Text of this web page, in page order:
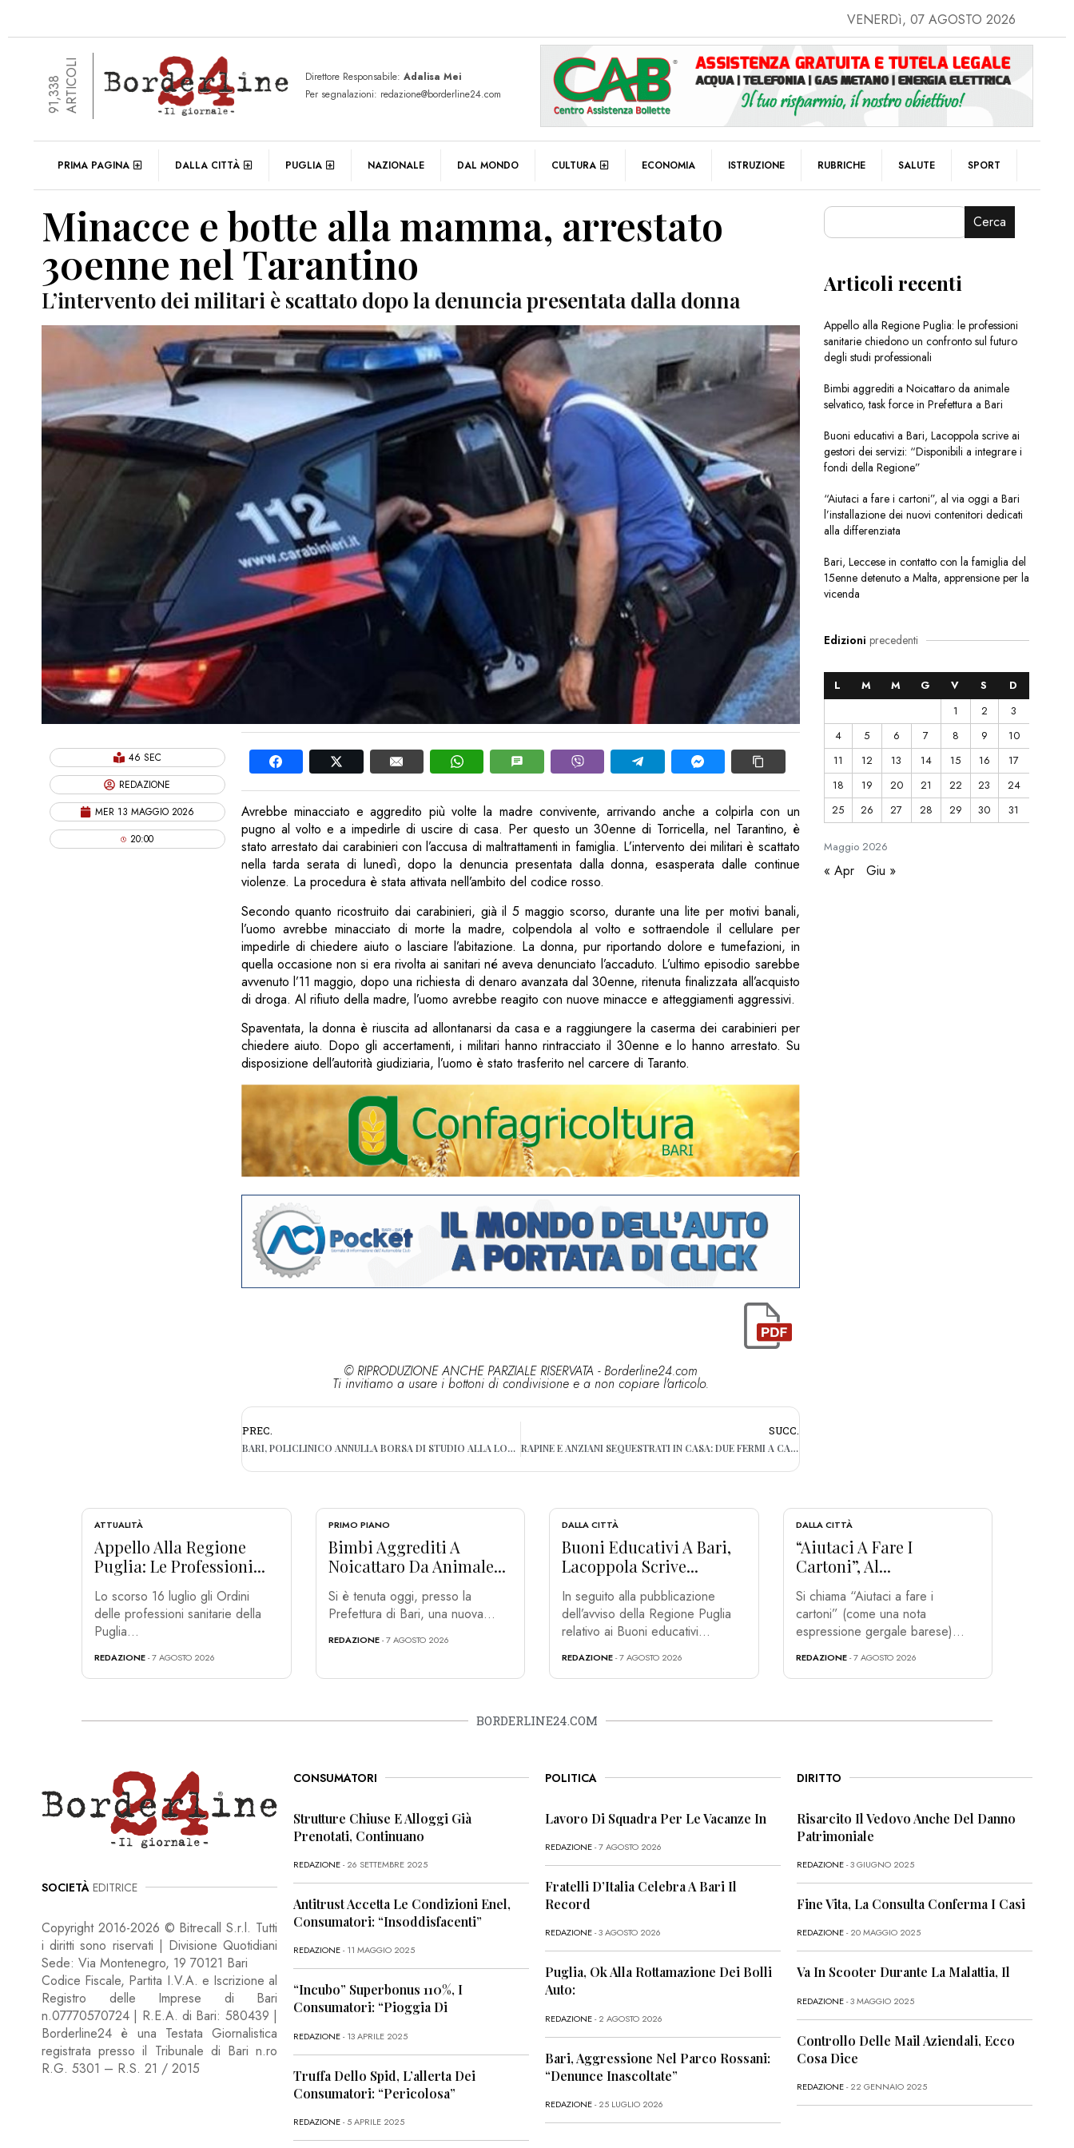
VENERDì, 07 AGOSTO 2026
91,338ARTICOLI Direttore Responsabile: Adalisa Mei
Per segnalazioni: redazione@borderline24.com
PRIMA PAGINA DALLA CITTÀ PUGLIA NAZIONALE DAL MONDO CULTURA ECONOMIA ISTRUZIONE RUBRICHE SALUTE SPORT
Minacce e botte alla mamma, arrestato
30enne nel Tarantino
L’intervento dei militari è scattato dopo la denuncia presentata dalla donna
46 SEC
REDAZIONE
MER 13 MAGGIO 2026
20:00
Avrebbe minacciato e aggredito più volte la madre convivente, arrivando anche a colpirla con un
pugno al volto e a impedirle di uscire di casa. Per questo un 30enne di Torricella, nel Tarantino, è
stato arrestato dai carabinieri con l’accusa di maltrattamenti in famiglia. L’intervento dei militari è scattato
nella tarda serata di lunedì, dopo la denuncia presentata dalla donna, esasperata dalle continue
violenze. La procedura è stata attivata nell’ambito del codice rosso.
Secondo quanto ricostruito dai carabinieri, già il 5 maggio scorso, durante una lite per motivi banali,
l’uomo avrebbe minacciato di morte la madre, colpendola al volto e sottraendole il cellulare per
impedirle di chiedere aiuto o lasciare l’abitazione. La donna, pur riportando dolore e tumefazioni, in
quella occasione non si era rivolta ai sanitari né aveva denunciato l’accaduto. L’ultimo episodio sarebbe
avvenuto l’11 maggio, dopo una richiesta di denaro avanzata dal 30enne, ritenuta finalizzata all’acquisto
di droga. Al rifiuto della madre, l’uomo avrebbe reagito con nuove minacce e atteggiamenti aggressivi.
Spaventata, la donna è riuscita ad allontanarsi da casa e a raggiungere la caserma dei carabinieri per
chiedere aiuto. Dopo gli accertamenti, i militari hanno rintracciato il 30enne e lo hanno arrestato. Su
disposizione dell’autorità giudiziaria, l’uomo è stato trasferito nel carcere di Taranto.
© RIPRODUZIONE ANCHE PARZIALE RISERVATA - Borderline24.com
Ti invitiamo a usare i bottoni di condivisione e a non copiare l'articolo.
PREC.
BARI, POLICLINICO ANNULLA BORSA DI STUDIO ALLA LORUSSO: AVVOCATO “IMPUGNEREMO L’ATTO”
SUCC.
RAPINE E ANZIANI SEQUESTRATI IN CASA: DUE FERMI A CANOSA
Cerca
Articoli recenti
Appello alla Regione Puglia: le professioni
sanitarie chiedono un confronto sul futuro
degli studi professionali
Bimbi aggrediti a Noicattaro da animale
selvatico, task force in Prefettura a Bari
Buoni educativi a Bari, Lacoppola scrive ai
gestori dei servizi: “Disponibili a integrare i
fondi della Regione”
“Aiutaci a fare i cartoni”, al via oggi a Bari
l’installazione dei nuovi contenitori dedicati
alla differenziata
Bari, Leccese in contatto con la famiglia del
15enne detenuto a Malta, apprensione per la
vicenda
Edizioni precedenti
Maggio2026
L M M G V S
D
1
2
3
4
5 6 7 8 9
10
11
12 13 14 15 16
17
18
19 20 21 22 23
24
25
26 27 28 29 30 31
« Apr Giu »
ATTUALITÀ
Appello Alla Regione
Puglia: Le Professioni...
Lo scorso 16 luglio gli Ordini
delle professioni sanitarie della
Puglia...
REDAZIONE- 7 AGOSTO 2026
PRIMO PIANO
Bimbi Aggrediti A
Noicattaro Da Animale...
Si è tenuta oggi, presso la
Prefettura di Bari, una nuova...
REDAZIONE- 7 AGOSTO 2026
DALLA CITTÀ
Buoni Educativi A Bari,
Lacoppola Scrive...
In seguito alla pubblicazione
dell’avviso della Regione Puglia
relativo ai Buoni educativi...
REDAZIONE- 7 AGOSTO 2026
DALLA CITTÀ
“Aiutaci A Fare I
Cartoni”, Al...
Si chiama “Aiutaci a fare i
cartoni” (come una nota
espressione gergale barese)...
REDAZIONE- 7 AGOSTO 2026
BORDERLINE24.COM
SOCIETÀ EDITRICE
Copyright 2016-2026 © Bitrecall S.r.l. Tutti
i diritti sono riservati | Divisione Quotidiani
Sede: Via Montenegro, 19 70121 Bari
Codice Fiscale, Partita I.V.A. e Iscrizione al
Registro delle Imprese di Bari
n.07770570724 | R.E.A. di Bari: 580439 |
Borderline24 è una Testata Giornalistica
registrata presso il Tribunale di Bari n.ro
R.G. 5301 – R.S. 21 / 2015
CONSUMATORI
Strutture Chiuse E Alloggi Già
Prenotati, Continuano
REDAZIONE- 26 SETTEMBRE 2025
Antitrust Accetta Le Condizioni Enel,
Consumatori: “Insoddisfacenti”
REDAZIONE- 11 MAGGIO 2025
“Incubo” Superbonus 110%, I
Consumatori: “Pioggia Di
REDAZIONE- 13 APRILE 2025
Truffa Dello Spid, L’allerta Dei
Consumatori: “Pericolosa”
REDAZIONE- 5 APRILE 2025
POLITICA
Lavoro Di Squadra Per Le Vacanze In
REDAZIONE- 7 AGOSTO 2026
Fratelli D’Italia Celebra A Bari Il
Record
REDAZIONE- 3 AGOSTO 2026
Puglia, Ok Alla Rottamazione Dei Bolli
Auto:
REDAZIONE- 2 AGOSTO 2026
Bari, Aggressione Nel Parco Rossani:
“Denunce Inascoltate”
REDAZIONE- 25 LUGLIO 2026
DIRITTO
Risarcito Il Vedovo Anche Del Danno
Patrimoniale
REDAZIONE- 3 GIUGNO 2025
Fine Vita, La Consulta Conferma I Casi
REDAZIONE- 20 MAGGIO 2025
Va In Scooter Durante La Malattia, Il
REDAZIONE- 3 MAGGIO 2025
Controllo Delle Mail Aziendali, Ecco
Cosa Dice
REDAZIONE- 22 GENNAIO 2025